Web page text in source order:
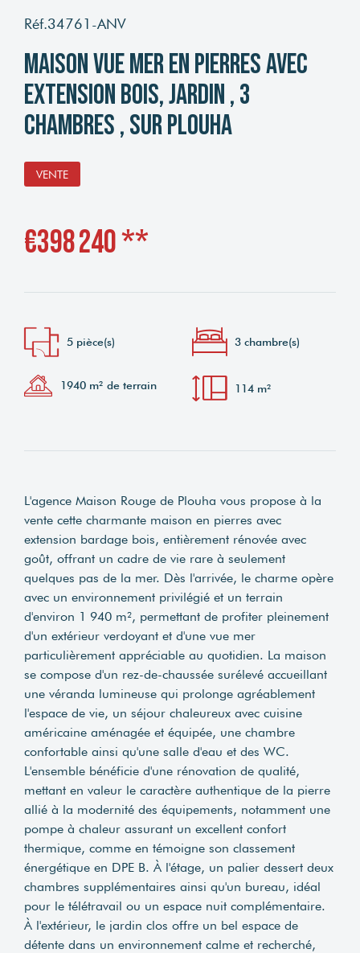
Réf.34761-ANV
Maison vue mer en pierres avec
extension bois, jardin , 3
chambres , sur Plouha
VENTE
€398 240**
5 pièce(s) 3 chambre(s)
1940 m² de terrain 114 m²
L'agence Maison Rouge de Plouha vous propose à la
vente cette charmante maison en pierres avec
extension bardage bois, entièrement rénovée avec
goût, offrant un cadre de vie rare à seulement
quelques pas de la mer. Dès l'arrivée, le charme opère
avec un environnement privilégié et un terrain
d'environ 1 940 m², permettant de profiter pleinement
d'un extérieur verdoyant et d'une vue mer
particulièrement appréciable au quotidien. La maison
se compose d'un rez-de-chaussée surélevé accueillant
une véranda lumineuse qui prolonge agréablement
l'espace de vie, un séjour chaleureux avec cuisine
américaine aménagée et équipée, une chambre
confortable ainsi qu'une salle d'eau et des WC.
L'ensemble bénéficie d'une rénovation de qualité,
mettant en valeur le caractère authentique de la pierre
allié à la modernité des équipements, notamment une
pompe à chaleur assurant un excellent confort
thermique, comme en témoigne son classement
énergétique en DPE B. À l'étage, un palier dessert deux
chambres supplémentaires ainsi qu'un bureau, idéal
pour le télétravail ou un espace nuit complémentaire.
À l'extérieur, le jardin clos offre un bel espace de
détente dans un environnement calme et recherché,